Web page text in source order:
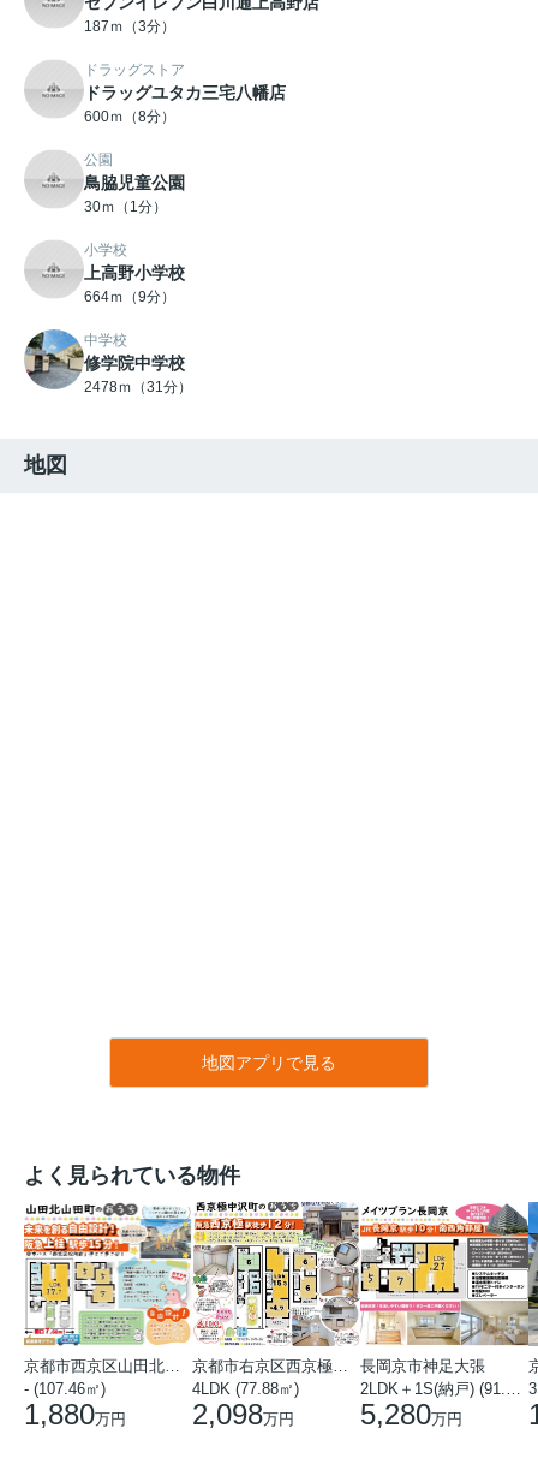
187ｍ（3分）
ドラッグストア
ドラッグユタカ三宅八幡店
600ｍ（8分）
公園
鳥脇児童公園
30ｍ（1分）
小学校
上高野小学校
664ｍ（9分）
中学校
修学院中学校
2478ｍ（31分）
地図
地図アプリで見る
よく見られている物件
- (107.46㎡)
1,880万円
4LDK (77.88㎡)
2,098万円
長岡京市神足大張
5,280万円